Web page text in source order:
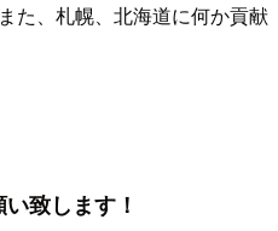
た、札幌、北海道に何か貢献
致します！